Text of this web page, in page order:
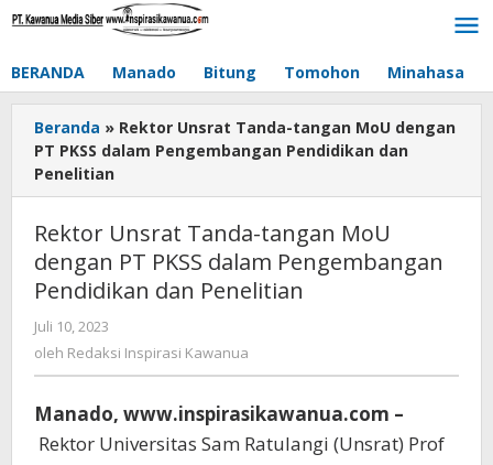
Lewati
BERANDA Manado Bitung Tomohon Minahasa
Beranda » Rektor Unsrat Tanda-tangan MoU dengan
PT PKSS dalam Pengembangan Pendidikan dan
Penelitian
Rektor Unsrat Tanda-tangan MoU
dengan PT PKSS dalam Pengembangan
Pendidikan dan Penelitian
Juli 10, 2023
Redaksi
Inspirasi
oleh Redaksi Inspirasi Kawanua
Manado, www.inspirasikawanua.com –
Rektor Universitas Sam Ratulangi (Unsrat) Prof